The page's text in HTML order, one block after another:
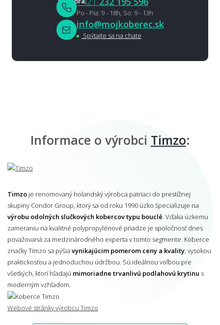
Po - Pia: 9 - 18h, So: 9 - 13h
info@mojkoberec.sk
Spýtajte sa na chate
Informace o výrobci Timzo:
Timzo je renomovaný holandský výrobca patriaci do prestížnej
skupiny Condor Group, ktorý sa od roku 1990 úzko špecializuje na
výrobu odolných slučkových kobercov typu bouclé. Vďaka úzkemu
zameraniu na kvalitné polypropylénové priadze je spoločnosť dnes
považovaná za medzinárodného experta v tomto segmente. Koberce
značky Timzo sa pýšia vynikajúcim pomerom ceny a kvality, vysokou
praktickosťou a jednoduchou údržbou. Sú ideálnou voľbou pre
všetkých, ktorí hľadajú mimoriadne trvanlivú podlahovú krytinu s
moderným vzhľadom.
Webové stránky výrobcu Timzo